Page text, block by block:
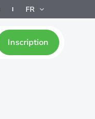
FR
Inscription